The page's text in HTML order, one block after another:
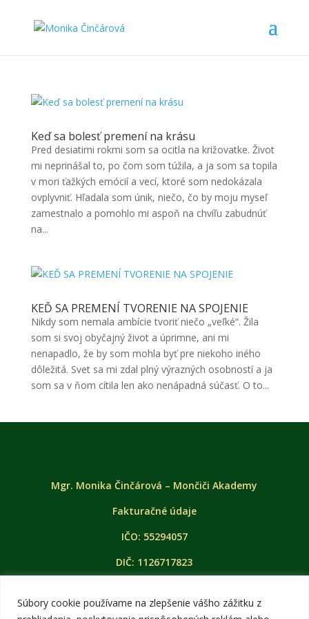
Súbory cookie používame na zlepšenie vášho zážitku z
Keď sa bolesť premení na krásu
Pred desiatimi rokmi som sa ocitla na križovatke. Život
mi neprinášal to, po čom som túžila, a ja som sa topila
v mori ťažkých emócií a vecí, ktoré som nedokázala
ovplyvniť. Hľadala som únik, niečo, čo by moju myseľ
zamestnalo a pomohlo mi aspoň na chvíľu zabudnúť
na...
KEĎ SA PREMENÍ TVORENIE NA SPOJENIE
Nikdy som nemala ambície tvoriť niečo „veľké“. Žila
som si svoj obyčajný život a úprimne, ani mi
nenapadlo, že by som mohla byť pre niekoho iného
dôležitá. Svet sa mi zdal plný výrazných osobností a ja
som sa v ňom cítila len ako nenápadná súčasť. O to...
Mgr. Monika Činčárová – Mončiči Akademy
Fakturačné údaje
IČO: 55294057
DIČ: 1126717823